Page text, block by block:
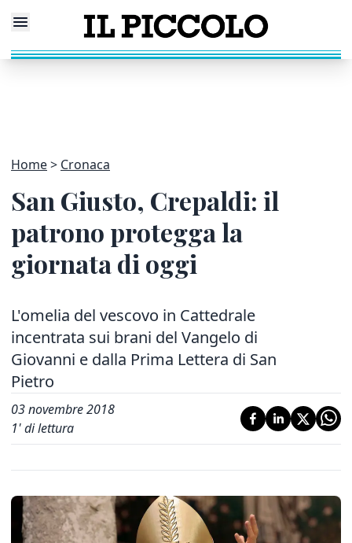
Home Cronaca
San Giusto, Crepaldi: il
patrono protegga la
giornata di oggi
L'omelia del vescovo in Cattedrale
incentrata sui brani del Vangelo di
Giovanni e dalla Prima Lettera di San
Pietro
03 novembre 2018
1' di lettura